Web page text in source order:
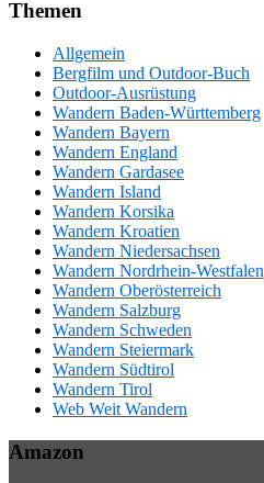
Themen
Allgemein
Bergfilm und Outdoor-Buch
Outdoor-Ausrüstung
Wandern Baden-Württemberg
Wandern Bayern
Wandern England
Wandern Gardasee
Wandern Island
Wandern Korsika
Wandern Kroatien
Wandern Niedersachsen
Wandern Nordrhein-Westfalen
Wandern Oberösterreich
Wandern Salzburg
Wandern Schweden
Wandern Steiermark
Wandern Südtirol
Wandern Tirol
Web Weit Wandern
Amazon